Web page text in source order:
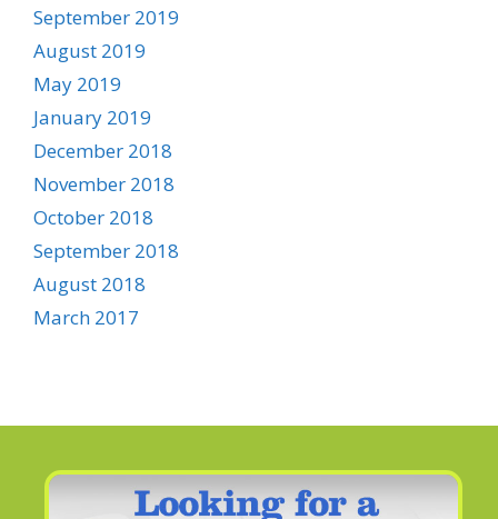
September 2019
August 2019
May 2019
January 2019
December 2018
November 2018
October 2018
September 2018
August 2018
March 2017